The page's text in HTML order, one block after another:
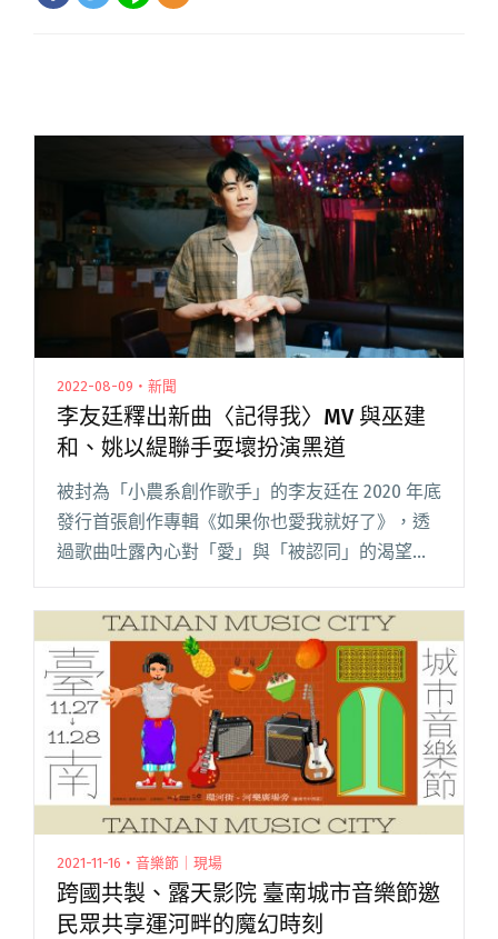
2022-08-09・新聞
李友廷釋出新曲〈記得我〉MV 與巫建
和、姚以緹聯手耍壞扮演黑道
被封為「小農系創作歌手」的李友廷在 2020 年底
發行首張創作專輯《如果你也愛我就好了》，透
過歌曲吐露內心對「愛」與「被認同」的渴望，
更一舉入圍第 32 屆金曲最佳新人獎，成為華語樂
壇最具潛力的創作型實力歌手。處女座的他對音
樂總要求完美，在閱讀全文 "李友廷釋出新曲
〈記得我〉MV 與巫建和、姚以緹聯手耍壞扮演黑
道"
2021-11-16・音樂節｜現場
跨國共製、露天影院 臺南城市音樂節邀
民眾共享運河畔的魔幻時刻